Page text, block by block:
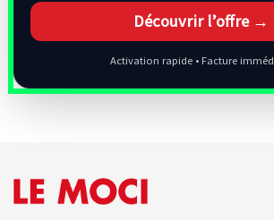
Découvrir l’offre →
Activation rapide • Facture